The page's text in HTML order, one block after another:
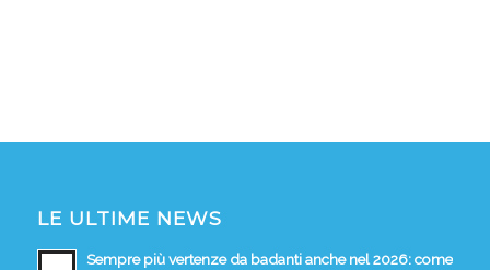
LE ULTIME NEWS
Sempre più vertenze da badanti anche nel 2026: come